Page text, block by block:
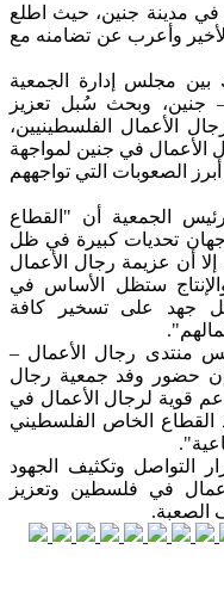
في مدينة جنين، حيث اطلع
وأعرب عن تضامنه مع
بين مجلس إدارة الجمعية
جنين، وبحث سُبل تعزيز
الأعمال الفلسطينيين،
الأعمال في جنين لمواجهة
الصعوبات التي تواجههم
الجمعية أن "القطاع
تحديات كبيرة في ظل
إلا أن عزيمة رجال الأعمال
ستظل الأساس في
جهد على تسخير كافة
منتدى رجال الأعمال –
"إن حضور وفد جمعية رجال
قوية لرجال الأعمال في
الخاص الفلسطيني
التواصل وتكثيف الجهود
في فلسطين وتعزيز
الصعبة.